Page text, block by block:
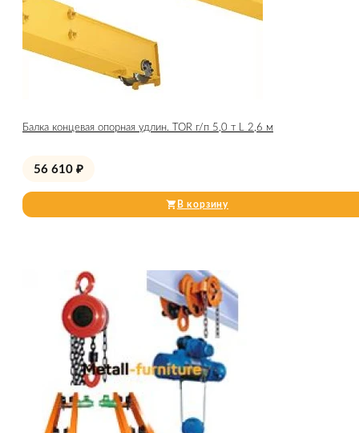
Балка концевая опорная удлин. TOR г/п 5,0 т L 2,6 м
56 610 ₽
В корзину